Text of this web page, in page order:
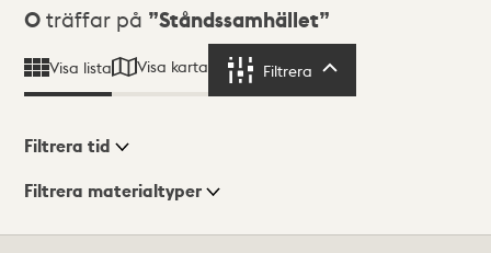
Sökresultat
0 träffar på Ståndssamhället
Visa lista Visa karta Filtrera
Visningsläge
Filtrera tid
Filtrera materialtyper